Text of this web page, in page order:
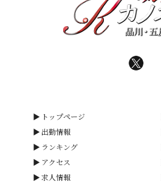
トップページ
出勤情報
ランキング
アクセス
求人情報